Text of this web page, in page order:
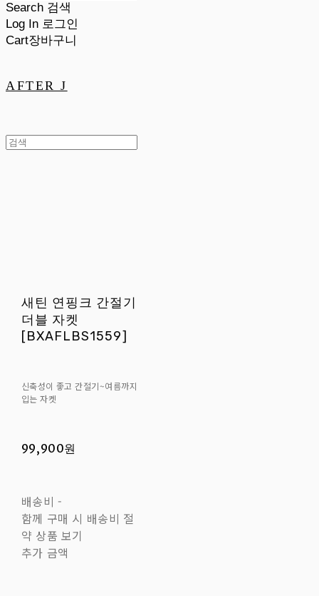
Search 검색
Log In 로그인
Cart장바구니
AFTER J
새틴 연핑크 간절기
더블 자켓
[BXAFLBS1559]
신축성이 좋고 간절기~여름까지
입는 자켓
99,900원
배송비 -
함께 구매 시 배송비 절
약 상품 보기
추가 금액